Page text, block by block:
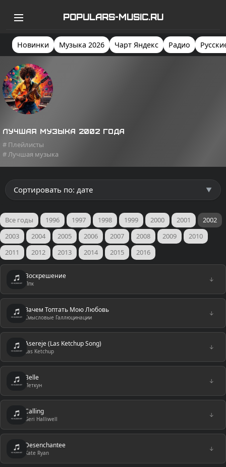
POPULARS-MUSIC.RU
Новинки Музыка 2026 Чарт Яндекс Радио
Лучшая музыка 2002 года
# Плейлисты
# Лучшая музыка
Все годы 1996 1997 1998 1999 2000 2001
2002
2003
2004 2005 2006 2007 2008 2009
2010
2011
2012 2013 2014 2015 2016
Воскрешение
Ппк
↓
Зачем Топтать Мою Любовь
Смысловые Галлюцинации
↓
Asereje (Las Ketchup Song)
Las Ketchup
↓
Belle
Петкун
↓
Calling
Geri Halliwell
↓
Desenchantee
Kate Ryan
↓